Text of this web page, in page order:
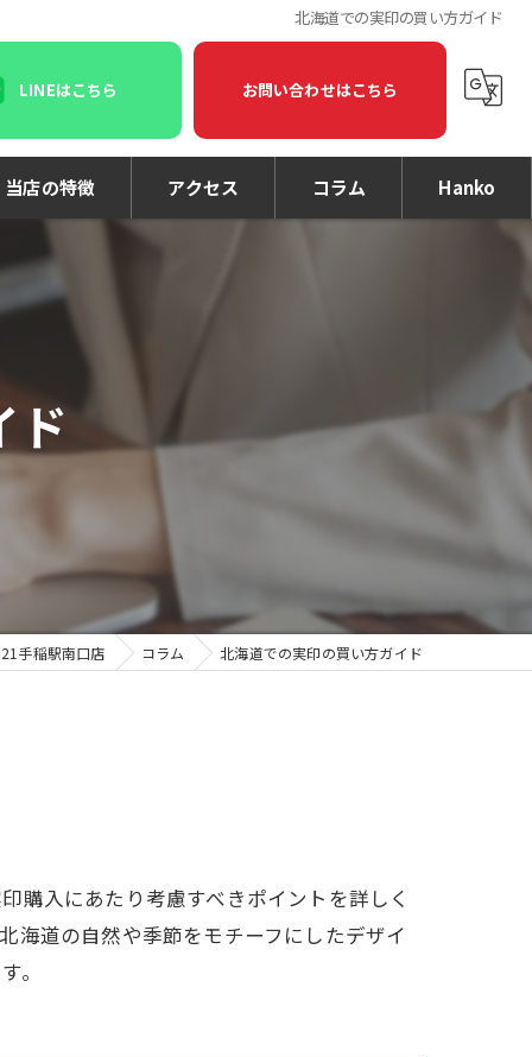
北海道での実印の買い方ガイド
LINEはこちら お問い合わせはこちら
当店の特徴
鑑
個人事業主
アクセス コラム Hanko
ド
手稲駅南口店 コラム 北海道での実印の買い方ガイド
購入にあたり考慮すべきポイントを詳しく
海道の自然や季節をモチーフにしたデザイ
。